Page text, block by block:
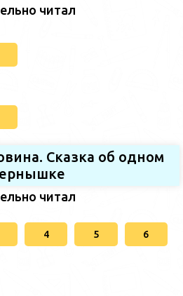
читал
Сказка об одном
читал
4 5 6